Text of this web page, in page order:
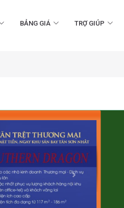
BẢNG GIÁ TRỢ GIÚP